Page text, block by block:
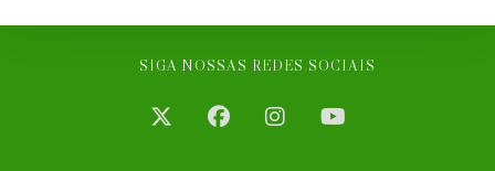
SIGA NOSSAS REDES SOCIAIS